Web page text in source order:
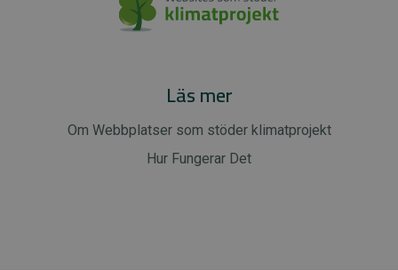
Läs mer
Om Webbplatser som stöder klimatprojekt
Hur Fungerar Det